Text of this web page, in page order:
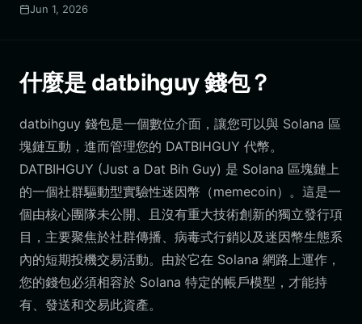
Jun 1, 2026
什麼是 datbihguy 錢包？
datbihguy 錢包是一個數位介面，讓您可以與 Solana 區
塊鏈互動，進而管理您的 DATBIHGUY 代幣。
DATBIHGUY (Just a Dat Bih Guy) 是 Solana 區塊鏈上
的一個社群驅動型實驗性迷因幣（memecoin）。這是一
個由核心團隊未公開、且沒有重大技術創新的獨立發行項
目，主要聚焦於社群傳播、病毒式行銷以及迷因幣生態系
內的短期投機交易活動。由於它在 Solana 網路上運作，
您的錢包必須相容於 Solana 特定的帳戶模型，才能持
有、發送和交易此資產。